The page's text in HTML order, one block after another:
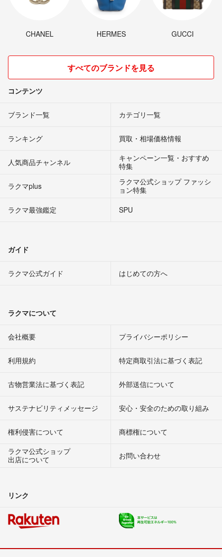
CHANEL HERMES GUCCI
すべてのブランドを見る
コンテンツ
ブランド一覧 カテゴリ一覧
ランキング 買取・相場価格情報
人気商品チャンネル
キャンペーン一覧・おすすめ
特集
ラクマplus
ラクマ公式ショップ ファッシ
ョン特集
ラクマ最強鑑定
SPU
ガイド
ラクマ公式ガイド はじめての方へ
ラクマについて
会社概要 プライバシーポリシー
利用規約 特定商取引法に基づく表記
古物営業法に基づく表記 外部送信について
サステナビリティメッセージ 安心・安全のための取り組み
権利侵害について
商標権について
ラクマ公式ショップ
出店について
お問い合わせ
リンク